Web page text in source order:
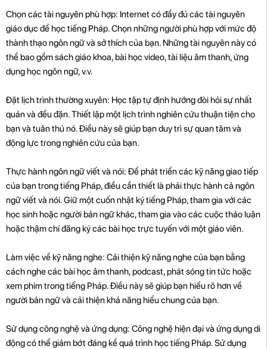
Chọn các tài nguyên phù hợp: Internet có đầy đủ các tài nguyên
giáo dục để học tiếng Pháp. Chọn những người phù hợp với mức độ
thành thạo ngôn ngữ và sở thích của bạn. Những tài nguyên này có
thể bao gồm sách giáo khoa, bài học video, tài liệu âm thanh, ứng
dụng học ngôn ngữ, v.v.
Đặt lịch trình thường xuyên: Học tập tự định hướng đòi hỏi sự nhất
quán và đều đặn. Thiết lập một lịch trình nghiên cứu thuận tiện cho
bạn và tuân thủ nó. Điều này sẽ giúp bạn duy trì sự quan tâm và
động lực trong nghiên cứu của bạn.
Thực hành ngôn ngữ viết và nói: Để phát triển các kỹ năng giao tiếp
của bạn trong tiếng Pháp, điều cần thiết là phải thực hành cả ngôn
ngữ viết và nói. Giữ một cuốn nhật ký tiếng Pháp, tham gia với các
học sinh hoặc người bản ngữ khác, tham gia vào các cuộc thảo luận
hoặc thậm chí đăng ký các bài học trực tuyến với một giáo viên.
Làm việc về kỹ năng nghe: Cải thiện kỹ năng nghe của bạn bằng
cách nghe các bài học âm thanh, podcast, phát sóng tin tức hoặc
xem phim trong tiếng Pháp. Điều này sẽ giúp bạn hiểu rõ hơn về
người bản ngữ và cải thiện khả năng hiểu chung của bạn.
Sử dụng công nghệ và ứng dụng: Công nghệ hiện đại và ứng dụng di
động có thể giảm bớt đáng kể quá trình học tiếng Pháp. Sử dụng